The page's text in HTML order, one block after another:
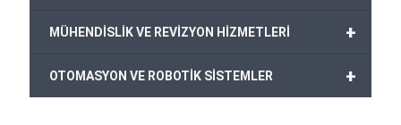
+
MÜHENDİSLİK VE REVİZYON HİZMETLERİ
+
OTOMASYON VE ROBOTİK SİSTEMLER